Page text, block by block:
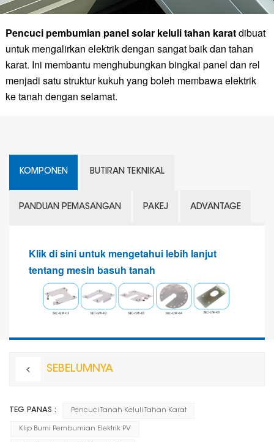
Pencuci pembumian panel solar keluli tahan karatdibuat
untuk mengalirkan elektrik dengan sangat baik dan tahan
karat. Ini membantu menghubungkan bingkai panel dan rel
menjadi satu struktur kukuh yang boleh membawa elektrik
ke tanah dengan selamat.
KOMPONEN BUTIRAN TEKNIKAL
PANDUAN PEMASANGAN PAKEJ ADVANTAGE
Klik di sini untuk mengetahui lebih lanjut
tentang mesin basuh tanah
SEBELUMNYA
TEG PANAS : Pencuci Tanah Keluli Tahan Karat
Klip Bumi Pembumian Elektrik PV